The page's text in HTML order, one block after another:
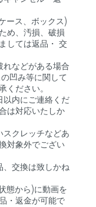
ース、ボックス)
め、汚損、破損
しては返品・ 交
れなどがある場合
凹み等に関して
ください。
以内にご連絡くだ
は対応いたしか
スクレッチなどあ
対象外でござい
、交換は致しかね
態から)に動画を
・返金が可能で